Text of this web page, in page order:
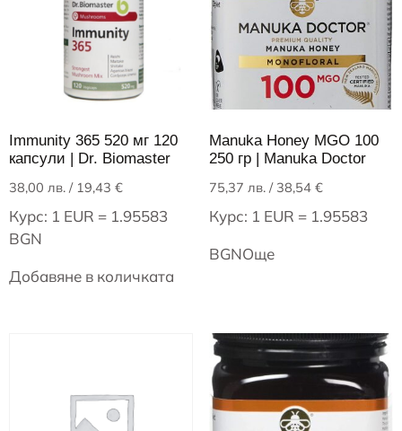
Immunity 365 520 мг 120
капсули | Dr. Biomaster
38,00 лв. / 19,43 €
Курс: 1 EUR = 1.95583
BGN
Добавяне в количката
Manuka Honey MGO 100
250 гр | Manuka Doctor
75,37 лв./ 38,54 €
Курс: 1 EUR = 1.95583
BGNОще